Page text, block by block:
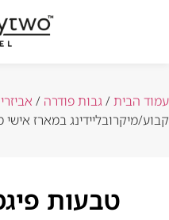
עמוד הבית/גבות פודרה /
קבוע/מיקרובליידינג במארז
טבעות